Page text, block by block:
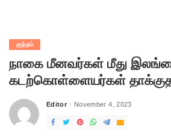
குற்றம்
நாகை மீனவர்கள் மீது
கடற்கொள்ளையர்கள்
Posted
Editor November 4, 2023